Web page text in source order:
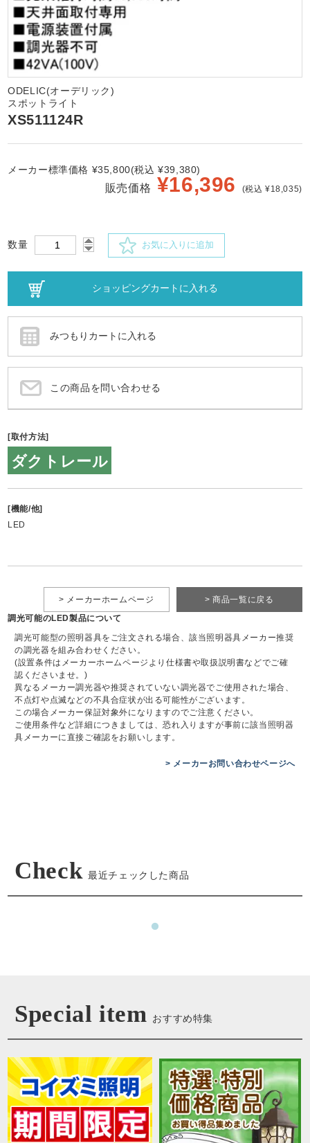
ODELIC(オーデリック)
スポットライト
XS511124R
メーカー標準価格 ¥35,800(税込 ¥39,380)
販売価格 ¥16,396 (税込 ¥18,035)
数量 お気に入りに追加
この商品を問い合わせる
[取付方法]
ダクトレール
[機能/他]
LED
> 商品一覧に戻る
> メーカーホームページ
調光可能のLED製品について
調光可能型の照明器具をご注文される場合、該当照明器具メーカー推奨
の調光器を組み合わせください。
(設置条件はメーカーホームページより仕様書や取扱説明書などでご確
認くださいませ。)
異なるメーカー調光器や推奨されていない調光器でご使用された場合、
不点灯や点滅などの不具合症状が出る可能性がございます。
この場合メーカー保証対象外になりますのでご注意ください。
ご使用条件など詳細につきましては、恐れ入りますが事前に該当照明器
具メーカーに直接ご確認をお願いします。
> メーカーお問い合わせページへ
Check 最近チェックした商品
Special item おすすめ特集